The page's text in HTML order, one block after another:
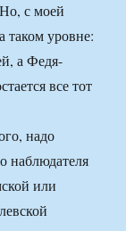
с моей
таком уровне:
а Федя-
все тот
надо
наблюдателя
или